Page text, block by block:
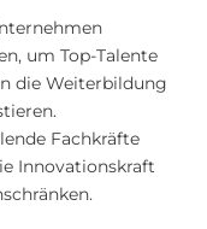
um Top-Talente
die Weiterbildung
Fachkräfte
Innovationskraft